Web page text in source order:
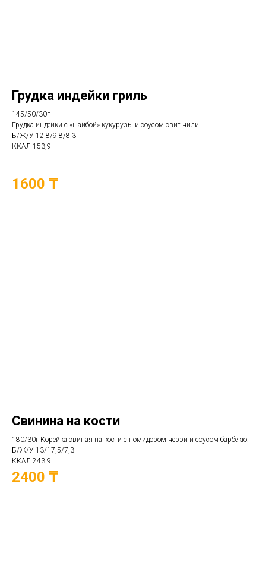
Грудка индейки гриль
145/50/30г
Грудка индейки с «шайбой» кукурузы и соусом свит чили.
Б/Ж/У 12,8/9,8/8,3
ККАЛ 153,9
1600 ₸
Свинина на кости
180/30г Корейка свиная на кости с помидором черри и соусом барбекю.
Б/Ж/У 13/17,5/7,3
ККАЛ 243,9
2400 ₸